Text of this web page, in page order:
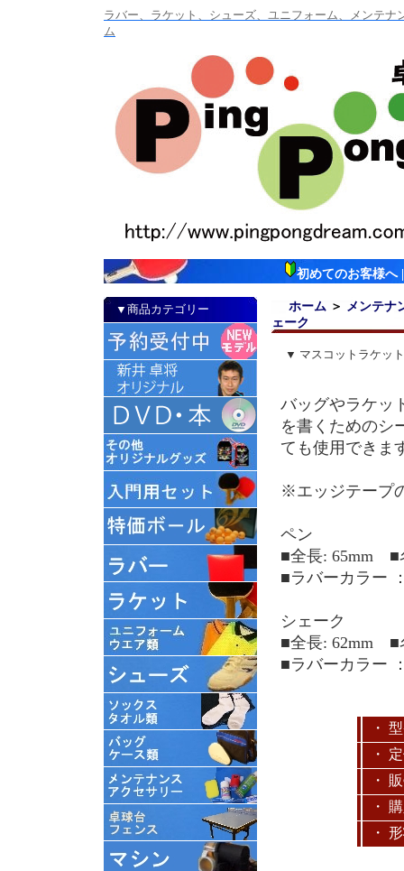
ラバー、ラケット、シューズ、ユニフォーム、メンテ
ム
初めてのお客様へ
▼商品カテゴリー ホーム ＞
メンテナ
ェーク
▼ マスコットラケッ
バッグやラケッ
を書くためのシ
ても使用できま
※エッジテープ
ペン
■全長: 65mm ■
■ラバーカラー
シェーク
■全長: 62mm ■
■ラバーカラー
・
・
・
・
・